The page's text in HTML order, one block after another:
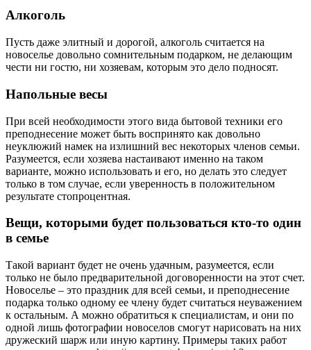
Алкоголь
Пусть даже элитный и дорогой, алкоголь считается на
новоселье довольно сомнительным подарком, не делающим
чести ни гостю, ни хозяевам, которым это дело подносят.
Напольные весы
При всей необходимости этого вида бытовой техники его
преподнесение может быть воспринято как довольно
неуклюжий намек на излишний вес некоторых членов семьи.
Разумеется, если хозяева настаивают именно на таком
варианте, можно использовать и его, но делать это следует
только в том случае, если уверенность в положительном
результате стопроцентная.
Вещи, которыми будет пользоваться кто-то один
в семье
Такой вариант будет не очень удачным, разумеется, если
только не было предварительной договоренности на этот счет.
Новоселье – это праздник для всей семьи, и преподнесение
подарка только одному ее члену будет считаться неуважением
к остальным. А можно обратиться к специалистам, и они по
одной лишь фотографии новоселов смогут нарисовать на них
дружеский шарж или иную картину. Примеры таких работ